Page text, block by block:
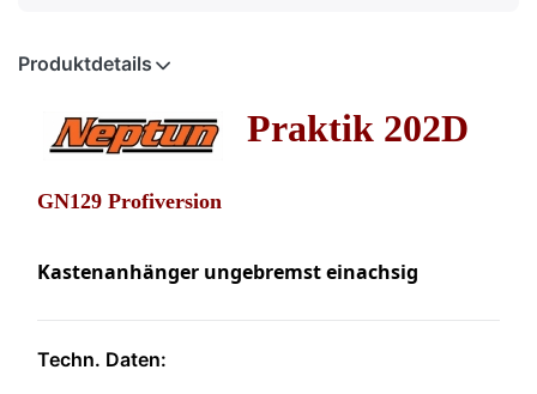
Produktdetails
Praktik 202D
GN129 Profiversion
Kastenanhänger ungebremst einachsig
Techn. Daten: